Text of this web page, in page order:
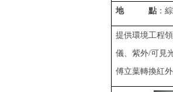
地 點 ：
提供環境工程
儀、紫外/可見
傅立葉轉換紅外